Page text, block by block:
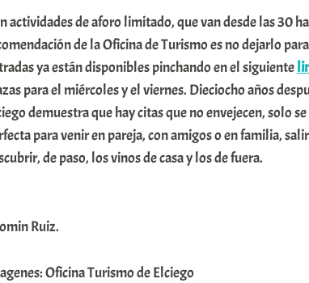
actividades de aforo limitado, que van desde las 30
de la Oficina de Turismo es no dejarlo
ya están disponibles pinchando en el siguiente
para el miércoles y el viernes. Dieciocho años
demuestra que hay citas que no envejecen, solo
para venir en pareja, con amigos o en familia,
de paso, los vinos de casa y los de fuera.
Ruiz.
Oficina Turismo de Elciego